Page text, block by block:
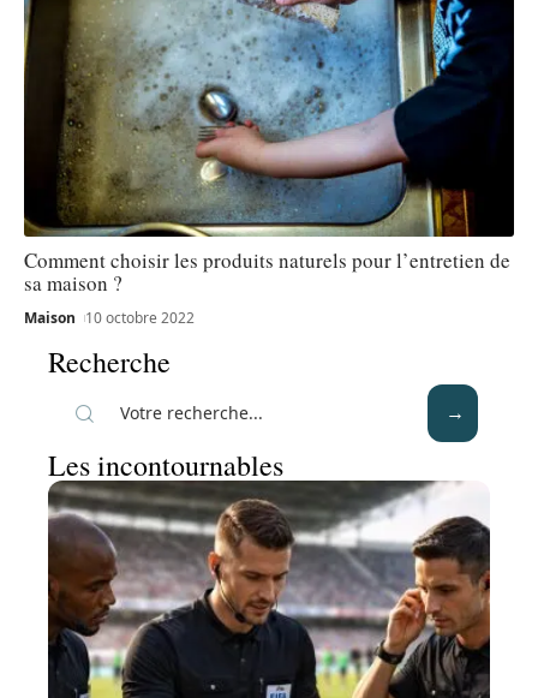
Comment choisir les produits naturels pour l’entretien de
sa maison ?
Maison 10 octobre 2022
Recherche
Les incontournables